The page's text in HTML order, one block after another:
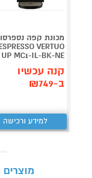
מכונת קפה נספרסו
VERTUO
UP MC1-IL-BK-NE
קנה עכשיו
ב-₪749
למידע ורכישה